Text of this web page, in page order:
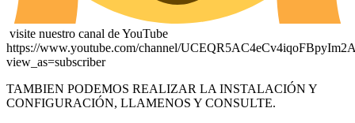
visite nuestro canal de YouTube
https://www.youtube.com/channel/
view_as=subscriber
TAMBIEN PODEMOS REALIZAR LA INSTALACIÓN Y
CONFIGURACIÓN, LLAMENOS Y CONSULTE.